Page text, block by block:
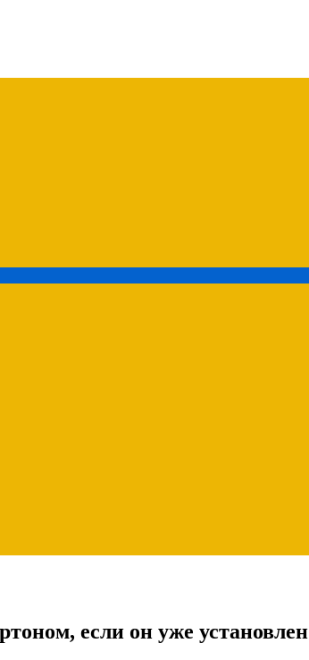
если он уже установлен